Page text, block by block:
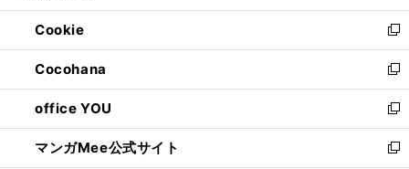
開
く
ウ
で
開
く
ン
ド
ウ
で
開
く
ウ
ィ
ン
ド
ウ
で
開
く
Cookie
新
し
い
ウ
ィ
ン
ド
Cocohana
新
し
い
ウ
ィ
office YOU
新
し
い
マンガMee公式サイト
新